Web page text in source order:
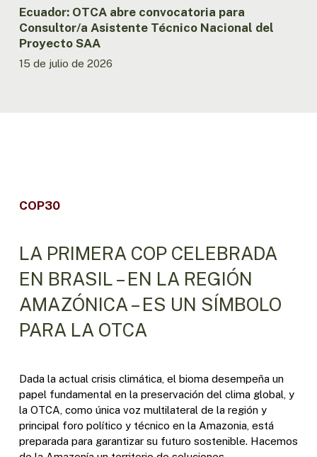
Ecuador: OTCA abre convocatoria para
Consultor/a Asistente Técnico Nacional del
Proyecto SAA
15 de julio de 2026
COP30
LA PRIMERA COP CELEBRADA
EN BRASIL – EN LA REGIÓN
AMAZÓNICA – ES UN SÍMBOLO
PARA LA OTCA
Dada la actual crisis climática, el bioma desempeña un
papel fundamental en la preservación del clima global, y
la OTCA, como única voz multilateral de la región y
principal foro político y técnico en la Amazonia, está
preparada para garantizar su futuro sostenible. Hacemos